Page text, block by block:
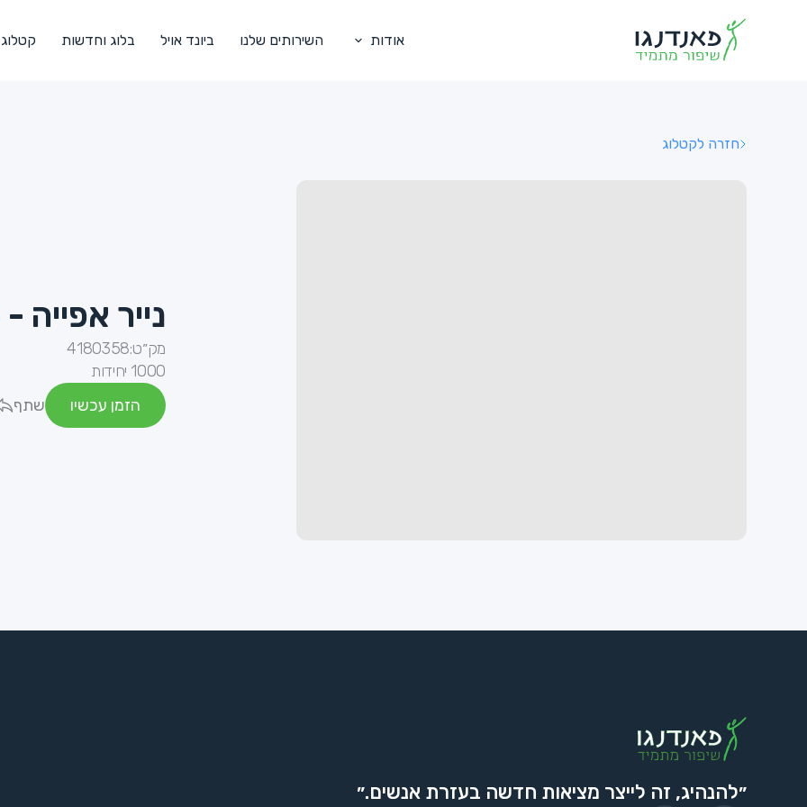
אודות השירותים שלנו ביונד אויל בלוג וחדשות קטלוג
חזרה לקטלוג
נייר אפייה - 35*50 עם סיליקון.
מק״ט:4180358
1000 יחידות
הזמן עכשיו
שתף
״להנהיג, זה לייצר מציאות חדשה בעזרת אנשים.״